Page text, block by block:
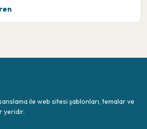
ile web sitesi şablonları, temalar ve
yeridir.